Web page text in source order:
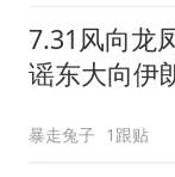
7.31风向龙
谣东大向伊
暴走兔子 1跟贴